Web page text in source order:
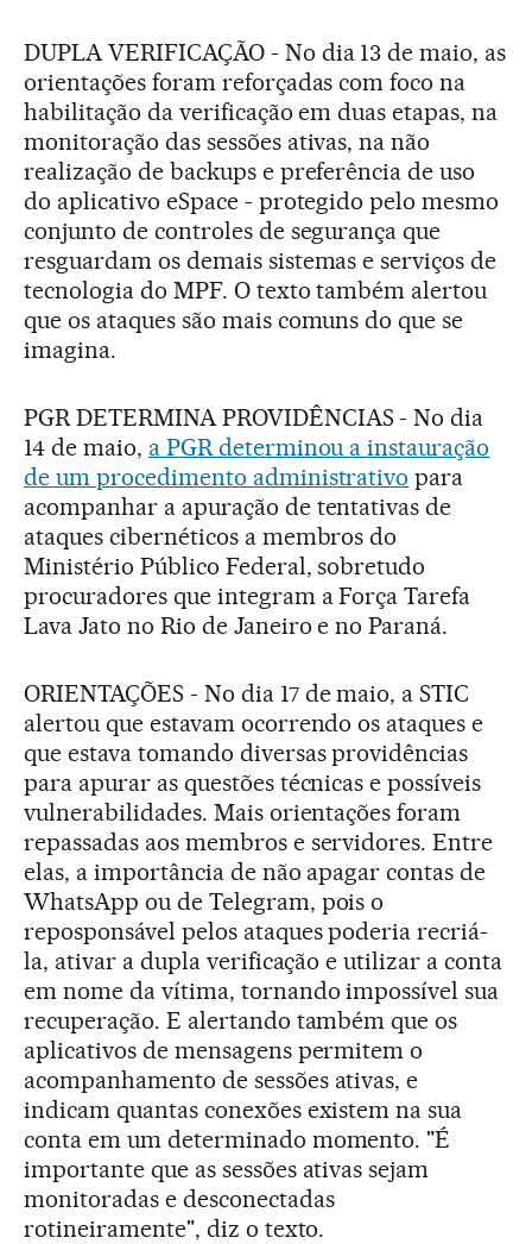
DUPLA VERIFICAÇÃO - No dia 13 de maio, as
orientações foram reforçadas com foco na
habilitação da verificação em duas etapas, na
monitoração das sessões ativas, na não
realização de backups e preferência de uso
do aplicativo eSpace - protegido pelo mesmo
conjunto de controles de segurança que
resguardam os demais sistemas e serviços de
tecnologia do MPF. O texto também alertou
que os ataques são mais comuns do que se
imagina.
PGR DETERMINA PROVIDÊNCIAS - No dia
14 de maio, a PGR determinou a instauração
de um procedimento administrativo para
acompanhar a apuração de tentativas de
ataques cibernéticos a membros do
Ministério Público Federal, sobretudo
procuradores que integram a Força Tarefa
Lava Jato no Rio de Janeiro e no Paraná.
ORIENTAÇÕES - No dia 17 de maio, a STIC
alertou que estavam ocorrendo os ataques e
que estava tomando diversas providências
para apurar as questões técnicas e possíveis
vulnerabilidades. Mais orientações foram
repassadas aos membros e servidores. Entre
elas, a importância de não apagar contas de
WhatsApp ou de Telegram, pois o
reposponsável pelos ataques poderia recriá-
la, ativar a dupla verificação e utilizar a conta
em nome da vítima, tornando impossível sua
recuperação. E alertando também que os
aplicativos de mensagens permitem o
acompanhamento de sessões ativas, e
indicam quantas conexões existem na sua
conta em um determinado momento. "É
importante que as sessões ativas sejam
monitoradas e desconectadas
rotineiramente", diz o texto.